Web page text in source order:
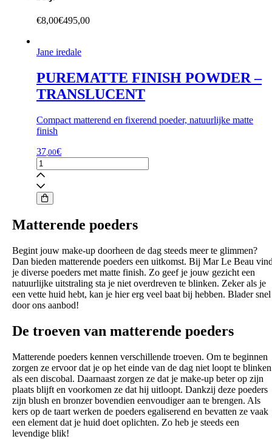
€8,00€495,00
Jane iredale
PUREMATTE FINISH POWDER –
TRANSLUCENT
Compact matterend en fixerend poeder, natuurlijke matte
finish
37,00€
PUREMATTE
FINISH
POWDER
-
TRANSLUCENT
Matterende poeders
Begint jouw make-up doorheen de dag steeds meer te glimmen?
Dan bieden matterende poeders een uitkomst. Bij Mar Le Beau
je diverse poeders met matte finish. Zo geef je jouw gezicht een
natuurlijke uitstraling sta je niet overdreven te blinken. Zeker als je
een vette huid hebt, kan je hier erg veel baat bij hebben. Blader snel
door ons aanbod!
De troeven van matterende poeders
Matterende poeders kennen verschillende troeven. Om te beginnen
zorgen ze ervoor dat je op het einde van de dag niet loopt te blinken
als een discobal. Daarnaast zorgen ze dat je make-up beter op zijn
plaats blijft en voorkomen ze dat hij uitloopt. Dankzij deze poeders
zijn blush en bronzer bovendien eenvoudiger aan te brengen. Als
kers op de taart werken de poeders egaliserend en bevatten ze vaak
een element dat je huid doet oplichten. Zo heb je steeds een
levendige blik!